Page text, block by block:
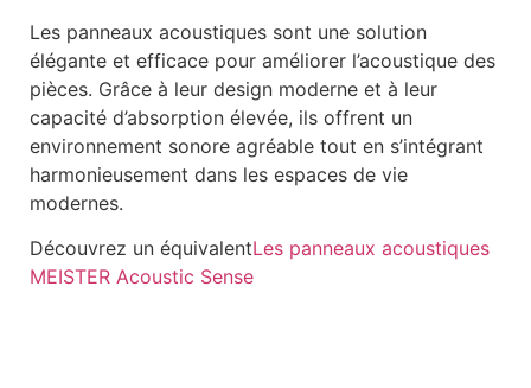
Les panneaux acoustiques sont une solution
élégante et efficace pour améliorer l’acoustique des
pièces. Grâce à leur design moderne et à leur
capacité d’absorption élevée, ils offrent un
environnement sonore agréable tout en s’intégrant
harmonieusement dans les espaces de vie
modernes.
Découvrez un équivalentLes panneaux acoustiques
MEISTER Acoustic Sense